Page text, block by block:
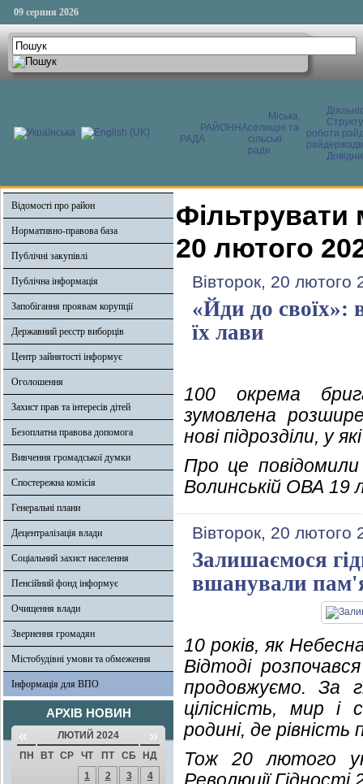
09 серпня 2026
РАЙОННА
РАДА
Міська,
селищні та
сільські
ради
роботи
Відомості про район
Нормативно-правова база
Публічні закупівлі
Публічна інформація
Запобігання проявам корупції
Державний реєстр виборців
Центр зайнятості інформує
Оголошення
Захист прав та інтересів дітей
Безоплатна правова допомога
Вивчення громадської думки
Спостережна комісія
Генеральні плани
Децентралізація влади
Соціальний захист населення
Пенсійний фонд інформує
Очищення влади
Звернення громадян
Містобудівні умови та обмеження
Інформація для ВПО
АРХІВ НОВИН
« ЛЮТИЙ 2024 »
ПН ВТ СР ЧТ ПТ СБ
НД
1
2 3
4
Фільтрувати
20 лютого
Вівторок, 20 лютого
«Йди до своїх»:
їх лави
100 окрема
зумовлена
нові підрозділи, у
Про це повідомили
Волинській ОВА
Вівторок, 20 лютого
Залишаємося
вшанували
10 років, як
Відтоді
продовжуємо. За
цілісність, мир і
родині, де рівність
Тож 20 лютого